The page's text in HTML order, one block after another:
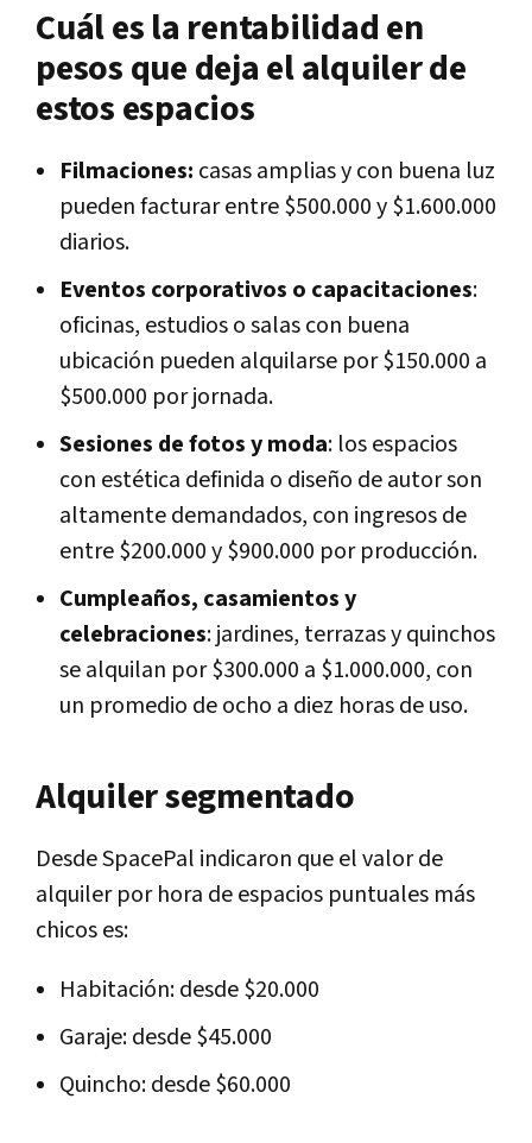
Cuál es la rentabilidad en
pesos que deja el alquiler de
estos espacios
Filmaciones: casas amplias y con buena luz
pueden facturar entre $500.000 y $1.600.000
diarios.
Eventos corporativos o capacitaciones:
oficinas, estudios o salas con buena
ubicación pueden alquilarse por $150.000 a
$500.000 por jornada.
Sesiones de fotos y moda: los espacios
con estética definida o diseño de autor son
altamente demandados, con ingresos de
entre $200.000 y $900.000 por producción.
Cumpleaños, casamientos y
celebraciones: jardines, terrazas y quinchos
se alquilan por $300.000 a $1.000.000, con
un promedio de ocho a diez horas de uso.
Alquiler segmentado
Desde SpacePal indicaron que el valor de
alquiler por hora de espacios puntuales más
chicos es:
Habitación: desde $20.000
Garaje: desde $45.000
Quincho: desde $60.000